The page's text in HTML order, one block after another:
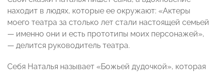
находит в людях, которые ее окружают: «Актеры
моего театра за столько лет стали настоящей семьей
— именно они и есть прототипы моих персонажей»,
— делится руководитель театра.
Себя Наталья называет «Божьей дудочкой», которая